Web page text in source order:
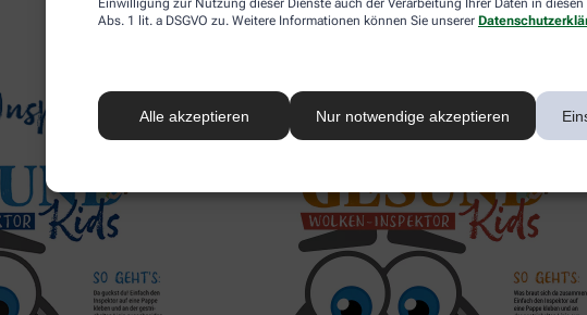
Einwilligung zur Nutzung dieser Dienste auch der Verarbeitung Ihrer Daten in
Abs. 1 lit. a DSGVO zu. Weitere Informationen können Sie unserer
Alle akzeptieren Nur notwendige akzeptieren